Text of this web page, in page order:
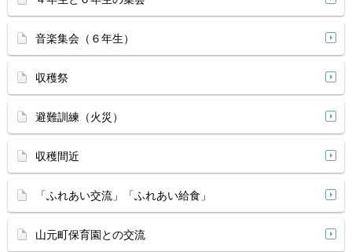
音楽集会（６年生）
収穫祭
避難訓練（火災）
収穫間近
「ふれあい交流」「ふれあい給食」
山元町保育園との交流